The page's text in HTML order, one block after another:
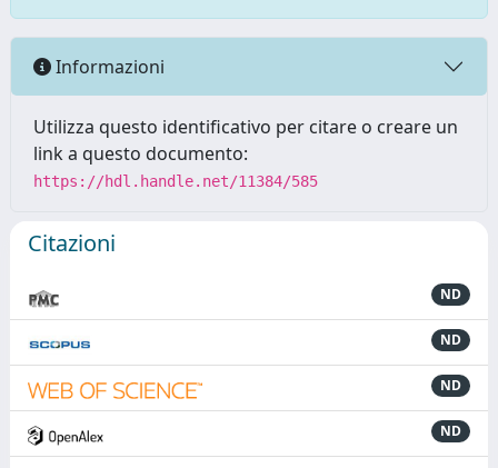
Informazioni
Utilizza questo identificativo per citare o creare un
link a questo documento:
https://hdl.handle.net/11384/585
Citazioni
ND
ND
ND
ND